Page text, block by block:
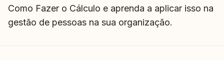
Como Fazer o Cálculo e aprenda a aplicar isso na
gestão de pessoas na sua organização.